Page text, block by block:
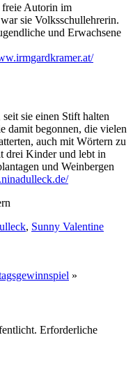
freie Autorin im
sie Volksschullehrerin.
und Erwachsene
sie einen Stift halten
damit begonnen, die vielen
auch mit Wörtern zu
drei Kinder und lebt in
und Weinbergen
, Sunny Valentine
»
Erforderliche